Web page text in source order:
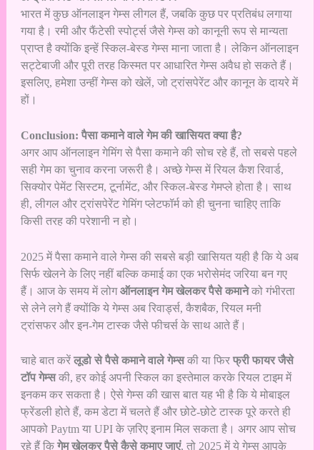
भारत में कुछ ऑनलाइन गेम्स लीगल हैं, जबकि कुछ पर प्रतिबंध लगाया
गया है। रमी और फैंटेसी स्पोर्ट्स जैसे गेम्स को कानूनी रूप से मान्यता
प्राप्त है क्योंकि इन्हें स्किल-बेस्ड गेम्स माना जाता है। लेकिन ऑनलाइन
सट्टेबाजी और पूरी तरह किस्मत पर आधारित गेम्स अवैध हो सकते हैं।
इसलिए, हमेशा उन्हीं गेम्स को खेलें, जो ट्रांसपेरेंट और कानून के दायरे में
हों।
Conclusion: पैसा कमाने वाले गेम की खासियत क्या है?
अगर आप ऑनलाइन गेमिंग से पैसा कमाने की सोच रहे हैं, तो सबसे पहले
सही गेम का चुनाव करना जरूरी है। अच्छे गेम्स में रियल कैश रिवार्ड,
सिक्योर पेमेंट सिस्टम, टूर्नामेंट, और स्किल-बेस्ड गेमप्ले होता है। साथ
ही, लीगल और ट्रांसपेरेंट गेमिंग प्लेटफॉर्म को ही चुनना चाहिए ताकि
किसी तरह की परेशानी न हो।
2025 में पैसा कमाने वाले गेम्स की सबसे बड़ी खासियत यही है कि ये अब
सिर्फ खेलने के लिए नहीं बल्कि कमाई का एक भरोसेमंद जरिया बन गए
हैं। आज के समय में लोगऑनलाइन गेम खेलकर पैसे कमानेको गंभीरता
से लेने लगे हैं क्योंकि ये गेम्स अब रिवार्ड्स, कैशबैक, रियल मनी
ट्रांसफर और इन-गेम टास्क जैसे फीचर्स के साथ आते हैं।
चाहे बात करें लूडो से पैसे कमाने वाले गेम्सकी या फिर फ्री फायर जैसे
टॉप गेम्सकी, हर कोई अपनी स्किल का इस्तेमाल करके रियल टाइम में
इनकम कर सकता है। ऐसे गेम्स की खास बात यह भी है कि ये मोबाइल
फ्रेंडली होते हैं, कम डेटा में चलते हैं और छोटे-छोटे टास्क पूरे करते ही
आपको Paytm या UPI के ज़रिए इनाम मिल सकता है। अगर आप सोच
रहे हैं कि गेम खेलकर पैसे कैसे कमाए जाएं, तो 2025 में ये गेम्स आपके